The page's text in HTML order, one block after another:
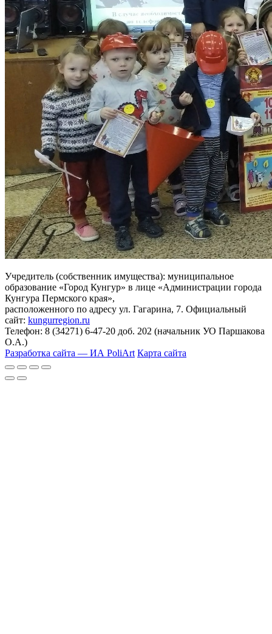
Учредитель (собственник имущества): муниципальное
образование «Город Кунгур» в лице «Администрации города
Кунгура Пермского края»,
расположенного по адресу ул. Гагарина, 7. Официальный
сайт: kungurregion.ru
Телефон: 8 (34271) 6-47-20 доб. 202 (начальник УО Паршакова
О.А.)
Разработка сайта — ИА PoliArt Карта сайта